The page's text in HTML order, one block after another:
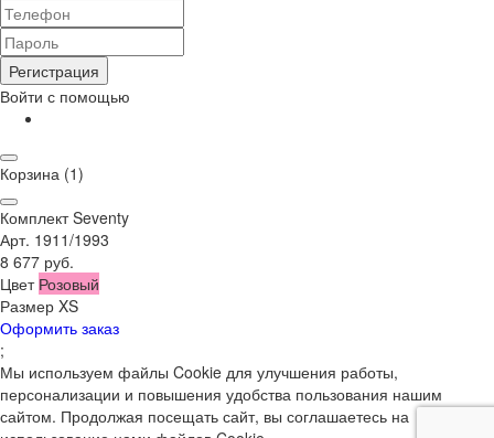
Регистрация
Войти с помощью
Корзина (1)
Комплект Seventy
Арт. 1911/1993
8 677 руб.
Цвет Розовый
Размер XS
Оформить заказ
;
Мы используем файлы Cookie для улучшения работы,
персонализации и повышения удобства пользования нашим
сайтом. Продолжая посещать сайт, вы соглашаетесь на